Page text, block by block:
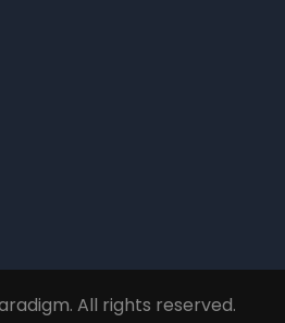
All rights reserved.